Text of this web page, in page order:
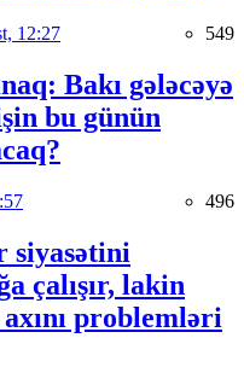
12:27 549
Bakı gələcəyə
bu günün
496
siyasətini
çalışır, lakin
problemləri